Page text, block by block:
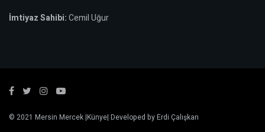
İmtiyaz Sahibi:Cemil Uğur
© 2021 Mersin Mercek|Künye| Developed byErdi Çalışkan